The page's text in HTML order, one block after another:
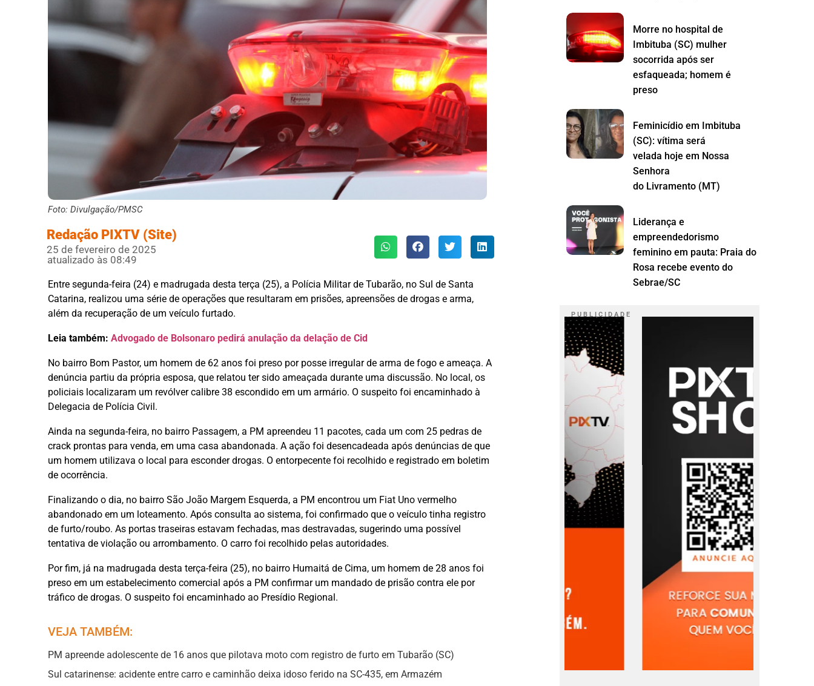
Foto: Divulgação/PMSC
Redação PIXTV (Site)
25 de fevereiro de 2025
atualizado às 08:49
Entre segunda-feira (24) e madrugada desta terça (25), a Polícia Militar de Tubarão, no Sul de Santa
Catarina, realizou uma série de operações que resultaram em prisões, apreensões de drogas e arma,
além da recuperação de um veículo furtado.
Leia também:Advogado de Bolsonaro pedirá anulação da delação de Cid
No bairro Bom Pastor, um homem de 62 anos foi preso por posse irregular de arma de fogo e ameaça. A
denúncia partiu da própria esposa, que relatou ter sido ameaçada durante uma discussão. No local, os
policiais localizaram um revólver calibre 38 escondido em um armário. O suspeito foi encaminhado à
Delegacia de Polícia Civil.
Ainda na segunda-feira, no bairro Passagem, a PM apreendeu 11 pacotes, cada um com 25 pedras de
crack prontas para venda, em uma casa abandonada. A ação foi desencadeada após denúncias de que
um homem utilizava o local para esconder drogas. O entorpecente foi recolhido e registrado em boletim
de ocorrência.
Finalizando o dia, no bairro São João Margem Esquerda, a PM encontrou um Fiat Uno vermelho
abandonado em um loteamento. Após consulta ao sistema, foi confirmado que o veículo tinha registro
de furto/roubo. As portas traseiras estavam fechadas, mas destravadas, sugerindo uma possível
tentativa de violação ou arrombamento. O carro foi recolhido pelas autoridades.
Por fim, já na madrugada desta terça-feira (25), no bairro Humaitá de Cima, um homem de 28 anos foi
preso em um estabelecimento comercial após a PM confirmar um mandado de prisão contra ele por
tráfico de drogas. O suspeito foi encaminhado ao Presídio Regional.
VEJA TAMBÉM:
PM apreende adolescente de 16 anos que pilotava moto com registro de furto em Tubarão (SC)
Sul catarinense: acidente entre carro e caminhão deixa idoso ferido na SC-435, em Armazém
Morre no hospital de
Imbituba (SC) mulher
socorrida após ser
esfaqueada; homem é
preso
Feminicídio em Imbituba
(SC): vítima será
velada hoje em Nossa
Senhora
do Livramento (MT)
Liderança e
empreendedorismo
feminino em pauta: Praia do
Rosa recebe evento do
Sebrae/SC
P U B L I C I D A D E